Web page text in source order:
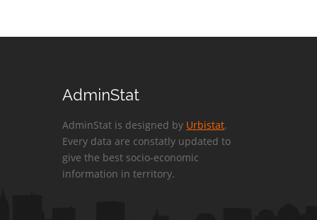
AdminStat
AdminStat is designed by Urbistat.
Every data are constatly updated to
give the best socio-economic
information in territory.